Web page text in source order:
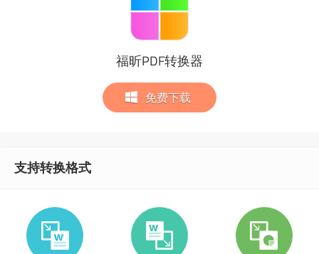
福昕PDF转换器
免费下载
支持转换格式